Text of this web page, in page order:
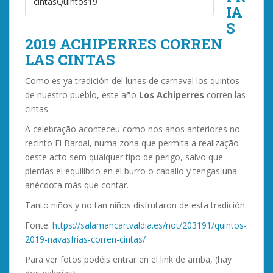
IA
S
2019 ACHIPERRES CORREN
LAS CINTAS
Como es ya tradición del lunes de carnaval los quintos
de nuestro pueblo, este año Los Achiperres corren las
cintas.
A celebração aconteceu como nos anos anteriores no
recinto El Bardal, numa zona que permita a realização
deste acto sem qualquer tipo de perigo, salvo que
pierdas el equilibrio en el burro o caballo y tengas una
anécdota más que contar.
Tanto niños y no tan niños disfrutaron de esta tradición.
Fonte: https://salamancartvaldia.es/not/203191/quintos-
2019-navasfrias-corren-cintas/
Para ver fotos podéis entrar en el link de arriba, (hay